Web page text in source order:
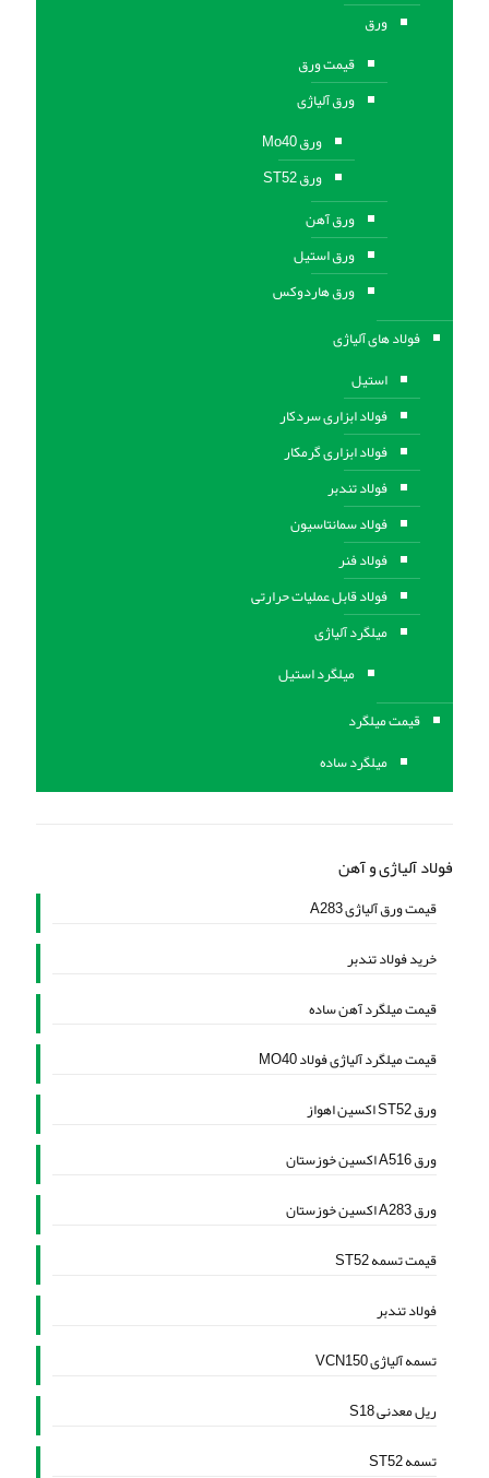
ورق
قیمت ورق
ورق آلیاژی
ورق Mo40
ورق ST52
ورق آهن
ورق استيل
ورق هاردوکس
فولاد های آلیاژی
استیل
فولاد ابزاری سردکار
فولاد ابزاری گرمکار
فولاد تندبر
فولاد سمانتاسیون
فولاد فنر
فولاد قابل عملیات حرارتی
ميلگرد آلیاژی
میلگرد استیل
قیمت میلگرد
میلگرد ساده
فولاد آلیاژی و آهن
قیمت ورق آلیاژی A283
خرید فولاد تندبر
قیمت میلگرد آهن ساده
قیمت میلگرد آلیاژی فولاد MO40
ورق ST52 اکسین اهواز
ورق A516 اکسین خوزستان
ورق A283 اکسین خوزستان
قیمت تسمه ST52
فولاد تندبر
تسمه آلیاژی VCN150
ریل معدنی S18
تسمه ST52